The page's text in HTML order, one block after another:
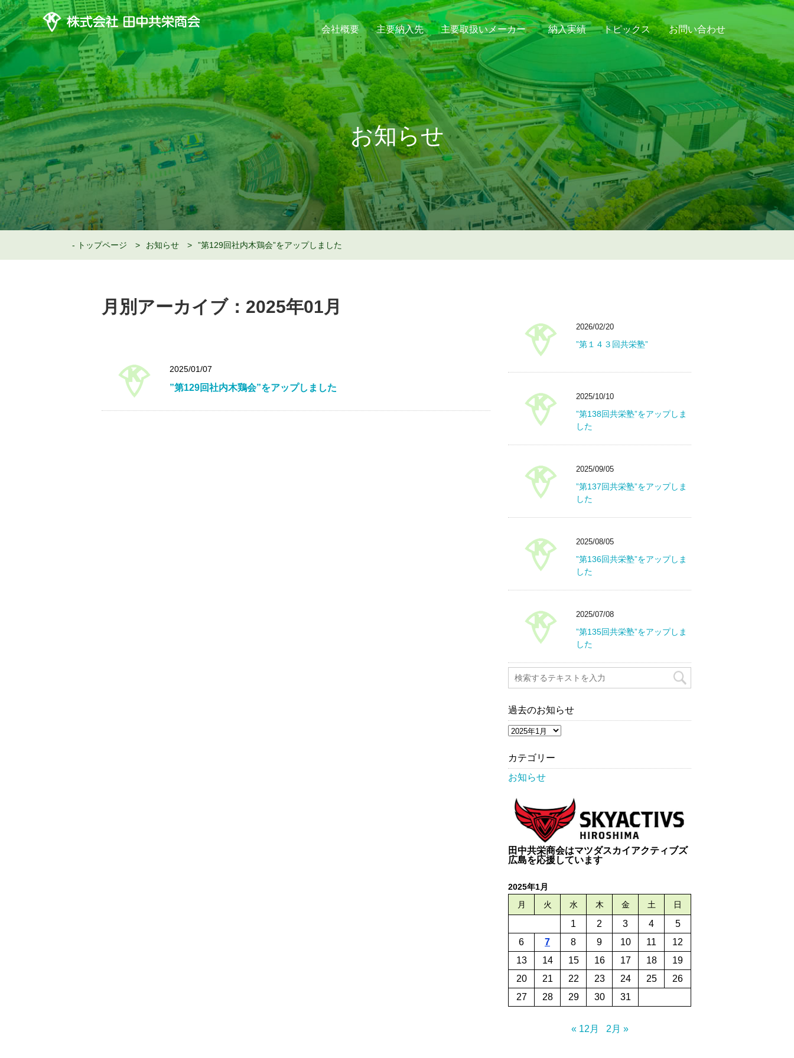
会社概要 主要納入先 主要取扱いメーカー 納入実績 トピックス お問い合わせ
お知らせ
トップページ お知らせ ”第129回社内木鶏会”をアップしました
月別アーカイブ：2025年01月
2025/01/07
”第129回社内木鶏会”をアップしました
2026/02/20
”第１４３回共栄塾”
2025/10/10
”第138回共栄塾”をアップしま
した
2025/09/05
”第137回共栄塾”をアップしま
した
2025/08/05
”第136回共栄塾”をアップしま
した
2025/07/08
”第135回共栄塾”をアップしま
した
過去のお知らせ
過
去
お
知
ら
カテゴリー
お知らせ
田中共栄商会はマツダスカイアクティブズ
広島を応援しています
2025年1月
月
火 水 木 金 土 日
1 2 3 4
5
6
7 8 9 10 11
12
13
14 15 16 17 18
19
20
21 22 23 24 25
26
27
28 29 30 31
« 12月 2月 »